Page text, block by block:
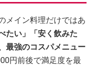
メイン料理だけではあ
たい」「安く飲みた
最強のコスパメニュー
円前後で満足度を最